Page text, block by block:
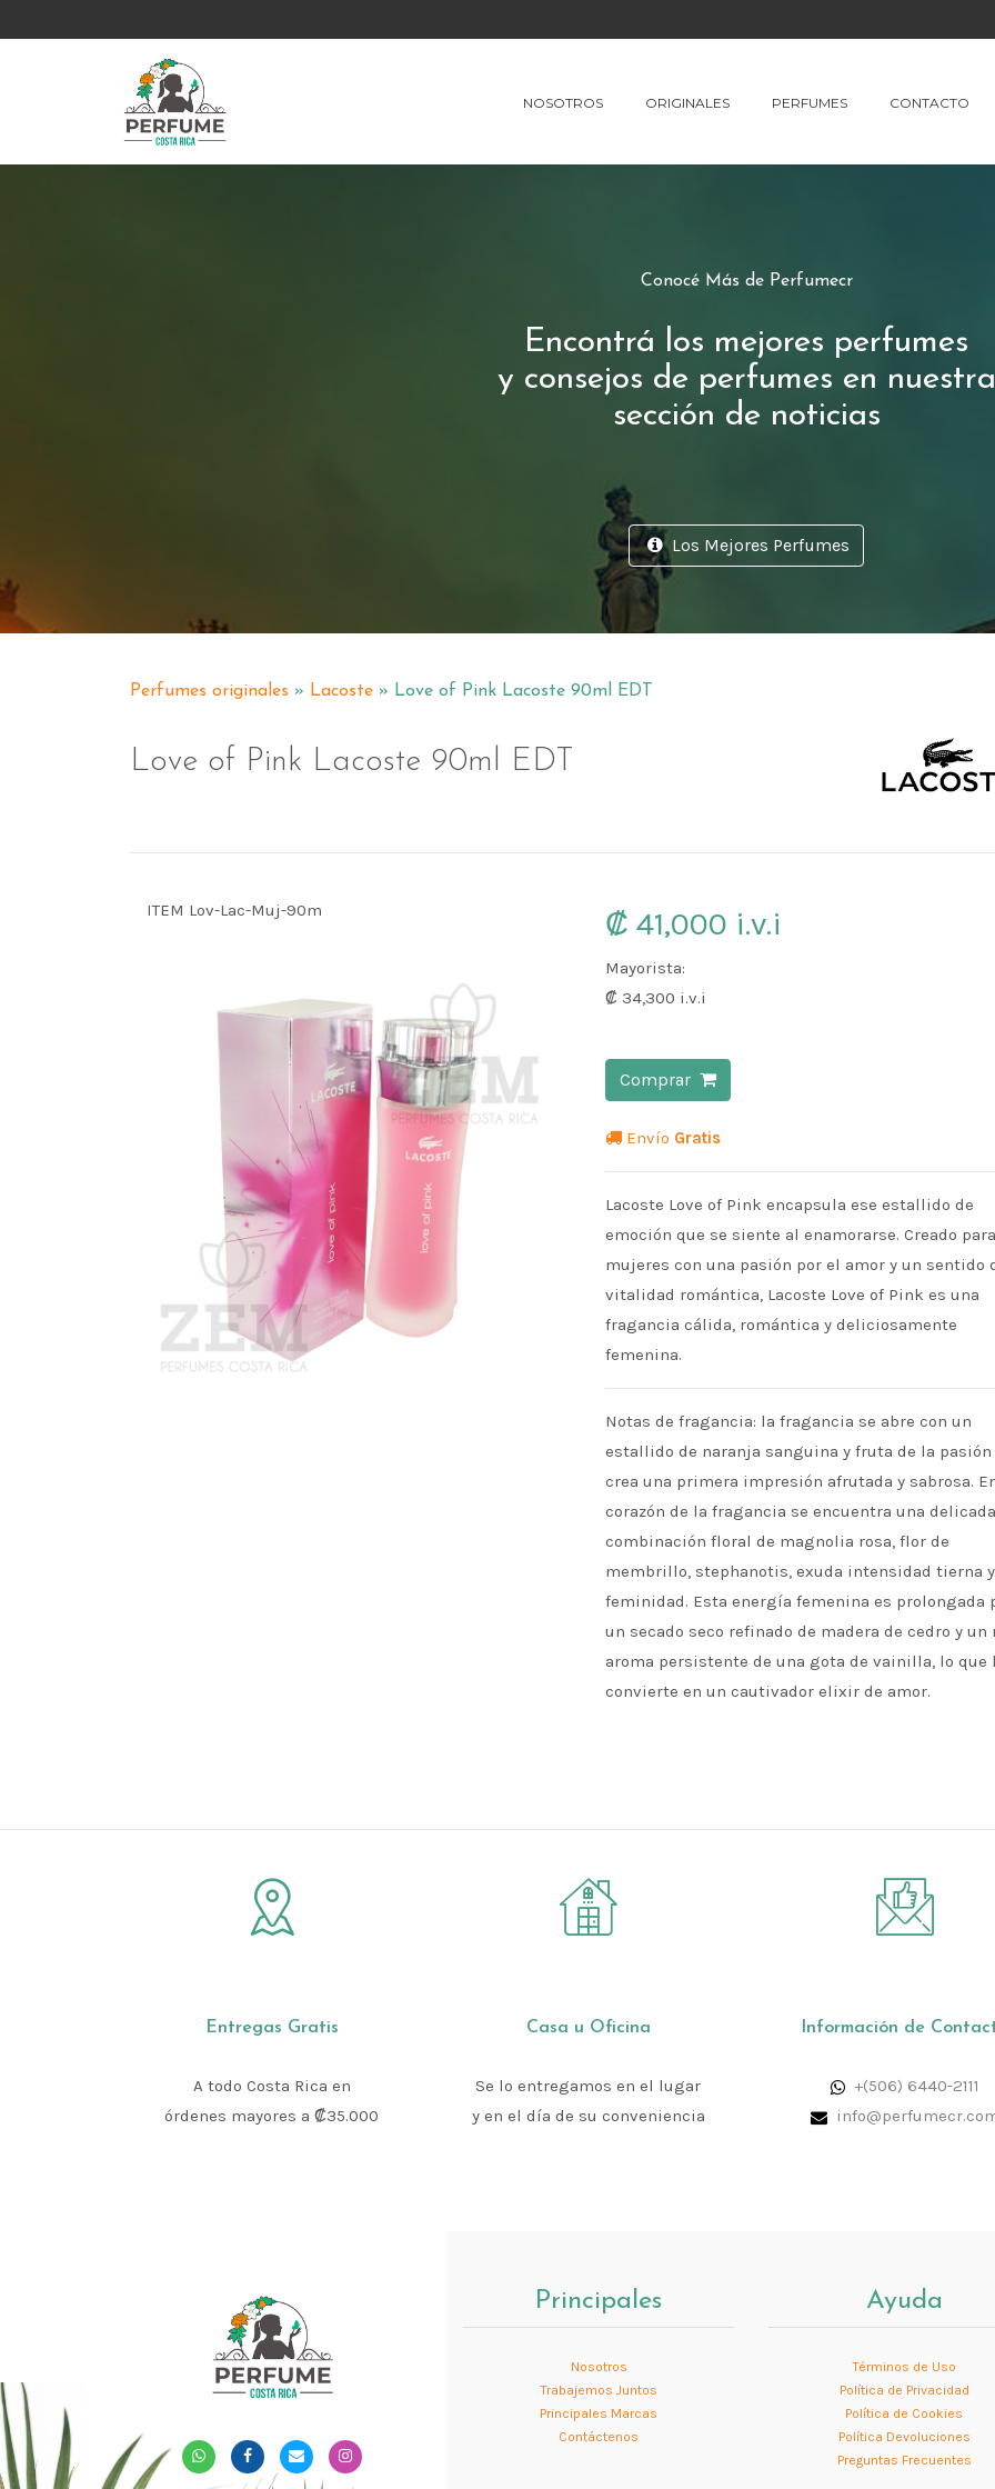
NOSOTROS ORIGINALES PERFUMES CONTACTO
Conocé Más de Perfumecr
Encontrá los mejores perfumes
y consejos de perfumes en nuestra
sección de noticias
Los Mejores Perfumes
Perfumes originales » Lacoste » Love of Pink Lacoste 90ml EDT
Love of Pink Lacoste 90ml EDT
ITEM Lov-Lac-Muj-90m ₡ 41,000 i.v.i
Mayorista:
₡ 34,300 i.v.i
Comprar
Envío Gratis
Lacoste Love of Pink encapsula ese estallido de
emoción que se siente al enamorarse. Creado para
mujeres con una pasión por el amor y un sentido
vitalidad romántica, Lacoste Love of Pink es una
fragancia cálida, romántica y deliciosamente
femenina.
Notas de fragancia: la fragancia se abre con un
estallido de naranja sanguina y fruta de la pasión
crea una primera impresión afrutada y sabrosa.
corazón de la fragancia se encuentra una delicada
combinación floral de magnolia rosa, flor de
membrillo, stephanotis, exuda intensidad tierna y
feminidad. Esta energía femenina es prolongada
un secado seco refinado de madera de cedro y un
aroma persistente de una gota de vainilla, lo que
convierte en un cautivador elixir de amor.
Entregas Gratis
A todo Costa Rica en
órdenes mayores a ₡35.000
Casa u Oficina
Se lo entregamos en el lugar
y en el día de su conveniencia
Información de
+(506) 6440-2111
Principales
Nosotros
Trabajemos Juntos
Principales Marcas
Contáctenos
Ayuda
Términos de Uso
Política de Privacidad
Política de Cookies
Política Devoluciones
Preguntas Frecuentes